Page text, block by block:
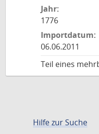
Jahr:
1776
Importdatum:
06.06.2011
Teil eines
Hilfe zur Suche